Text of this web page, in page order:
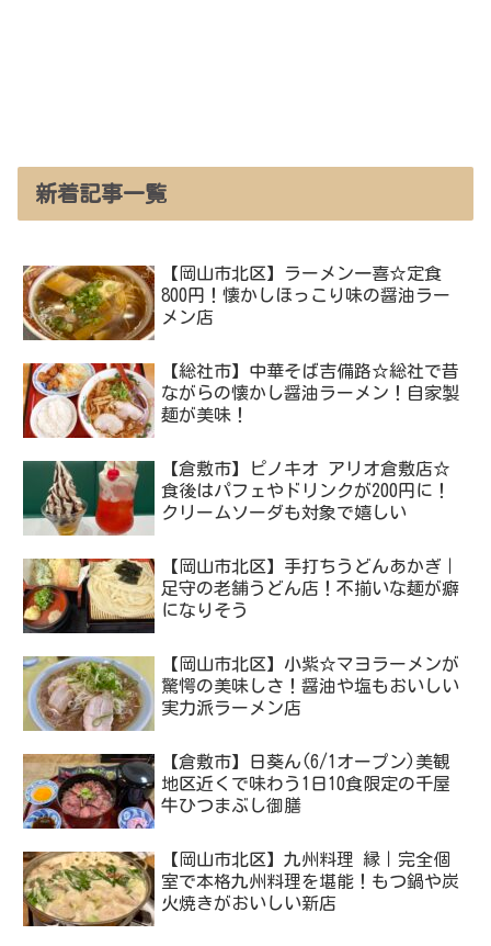
新着記事一覧
【岡山市北区】ラーメン一喜☆定食
800円！懐かしほっこり味の醤油ラー
メン店
【総社市】中華そば吉備路☆総社で昔
ながらの懐かし醤油ラーメン！自家製
麺が美味！
【倉敷市】ピノキオ アリオ倉敷店☆
食後はパフェやドリンクが200円に！
クリームソーダも対象で嬉しい
【岡山市北区】手打ちうどんあかぎ｜
足守の老舗うどん店！不揃いな麺が癖
になりそう
【岡山市北区】小紫☆マヨラーメンが
驚愕の美味しさ！醤油や塩もおいしい
実力派ラーメン店
【倉敷市】日葵ん(6/1オープン)美観
地区近くで味わう1日10食限定の千屋
牛ひつまぶし御膳
【岡山市北区】九州料理 縁｜完全個
室で本格九州料理を堪能！もつ鍋や炭
火焼きがおいしい新店